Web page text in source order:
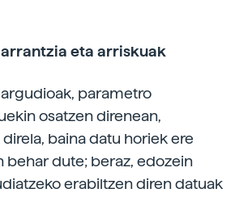
eta arriskuak
parametro
osatzen direnean,
baina datu horiek ere
behar dute; beraz, edozein
erabiltzen diren datuak